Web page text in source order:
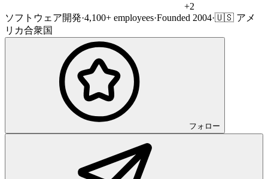
+2
ソフトウェア開発·4,100+ employees·Founded 2004·🇺🇸 アメ
リカ合衆国
フォロー